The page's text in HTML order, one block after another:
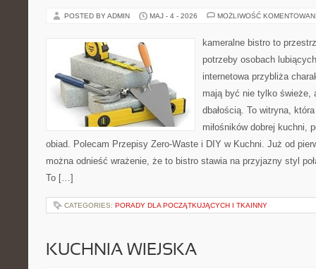
POSTED BY ADMIN MAJ - 4 - 2026 MOŻLIWOŚĆ
kameralne bistro to
potrzeby osobach
internetowa przybliża
mają być nie tylko świeże,
dbałością. To witryna,
miłośników dobrej kuchni,
obiad. Polecam Przepisy Zero-Waste i DIY w Kuchni. Już od
można odnieść wrażenie, że to bistro stawia na przyjazny styl
To […]
CATEGORIES: PORADY DLA POCZĄTKUJĄCYCH I TKAINNY
KUCHNIA WIEJSKA